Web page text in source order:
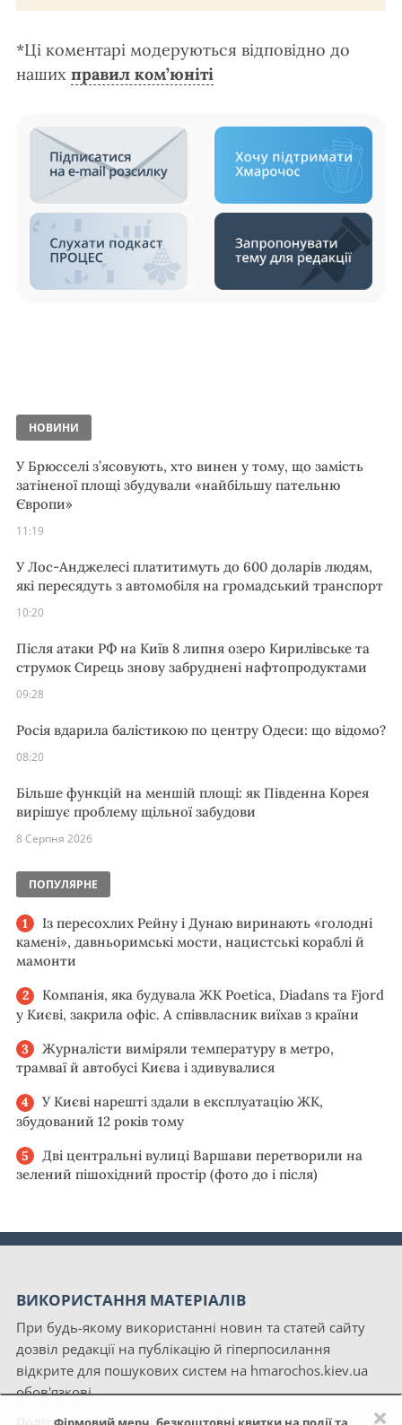
×
*Ці коментарі модеруються відповідно до
наших правил ком’юніті
НОВИНИ
У Брюсселі з’ясовують, хто винен у тому, що замість
затіненої площі збудували «найбільшу пательню
Європи»
11:19
У Лос-Анджелесі платитимуть до 600 доларів людям,
які пересядуть з автомобіля на громадський транспорт
10:20
Після атаки РФ на Київ 8 липня озеро Кирилівське та
струмок Сирець знову забруднені нафтопродуктами
09:28
Росія вдарила балістикою по центру Одеси: що відомо?
08:20
Більше функцій на меншій площі: як Південна Корея
вирішує проблему щільної забудови
8 Серпня 2026
ПОПУЛЯРНЕ
Із пересохлих Рейну і Дунаю виринають «голодні
камені», давньоримські мости, нацистські кораблі й
мамонти
Компанія, яка будувала ЖК Poetica, Diadans та Fjord
у Києві, закрила офіс. А співвласник виїхав з країни
Журналісти виміряли температуру в метро,
трамваї й автобусі Києва і здивувалися
У Києві нарешті здали в експлуатацію ЖК,
збудований 12 років тому
Дві центральні вулиці Варшави перетворили на
зелений пішохідний простір (фото до і після)
ВИКОРИСТАННЯ МАТЕРІАЛІВ
При будь-якому використанні новин та статей сайту
дозвіл редакції на публікацію й гіперпосилання
відкрите для пошукових систем на hmarochos.kiev.ua
обов'язкові.